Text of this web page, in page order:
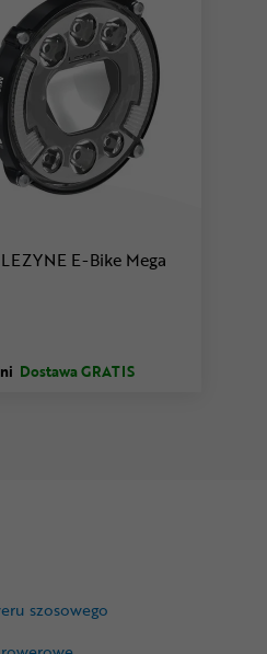
E-Bike Mega
Dostawa GRATIS
szosowego